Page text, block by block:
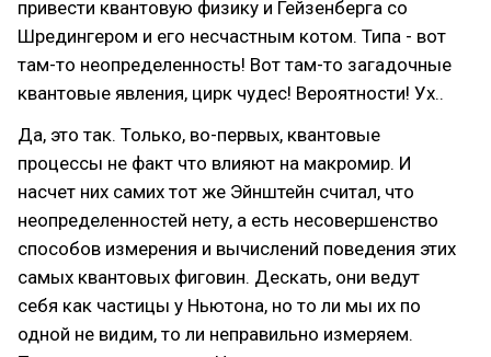
привести квантовую физику и Гейзенберга со
Шредингером и его несчастным котом. Типа - вот
там-то неопределенность! Вот там-то загадочные
квантовые явления, цирк чудес! Вероятности! Ух..
Да, это так. Только, во-первых, квантовые
процессы не факт что влияют на макромир. И
насчет них самих тот же Эйнштейн считал, что
неопределенностей нету, а есть несовершенство
способов измерения и вычислений поведения этих
самых квантовых фиговин. Дескать, они ведут
себя как частицы у Ньютона, но то ли мы их по
одной не видим, то ли неправильно измеряем.